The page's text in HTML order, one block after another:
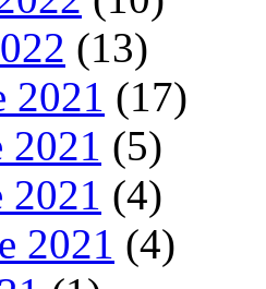
(13)
2021 (17)
(5)
(4)
2021 (4)